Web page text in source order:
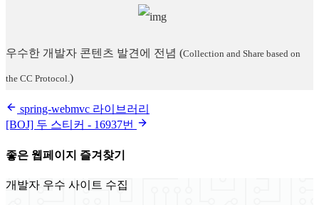
우수한 개발자 콘텐츠 발견에 전념 (Collection and Share based on
the CC Protocol.)
spring-webmvc 라이브러리
[BOJ] 두 스티커 - 16937번
좋은 웹페이지 즐겨찾기
개발자 우수 사이트 수집